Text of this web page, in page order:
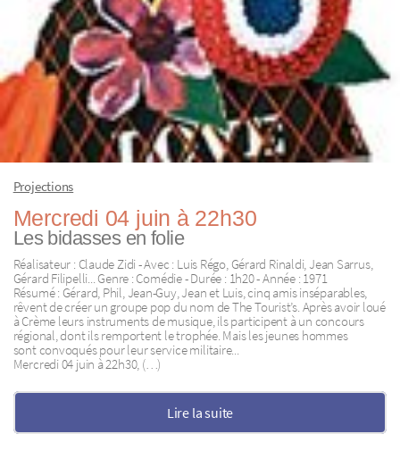
Projections
Mercredi 04 juin à 22h30
Les bidasses en folie
Réalisateur : Claude Zidi - Avec : Luis Régo, Gérard Rinaldi, Jean Sarrus,
Gérard Filipelli... Genre : Comédie - Durée : 1h20 - Année : 1971
Résumé : Gérard, Phil, Jean-Guy, Jean et Luis, cinq amis inséparables,
rêvent de créer un groupe pop du nom de The Tourist’s. Après avoir loué
à Crème leurs instruments de musique, ils participent à un concours
régional, dont ils remportent le trophée. Mais les jeunes hommes
sont convoqués pour leur service militaire...
Mercredi 04 juin à 22h30, (…)
Lire la suite